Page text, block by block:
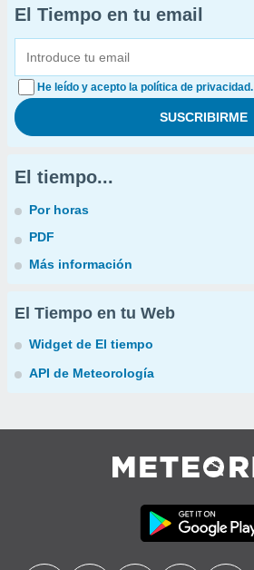
El Tiempo en tu email
He leído y acepto la política de privacidad.
El tiempo...
Por horas
PDF
Más información
El Tiempo en tu Web
Widget de El tiempo
API de Meteorología